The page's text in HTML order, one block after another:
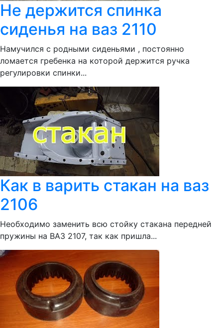
Не держится спинка
сиденья на ваз 2110
Намучился с родными сиденьями , постоянно
ломается гребенка на которой держится ручка
регулировки спинки...
Как в варить стакан на ваз
2106
Необходимо заменить всю стойку стакана передней
пружины на ВАЗ 2107, так как пришла...